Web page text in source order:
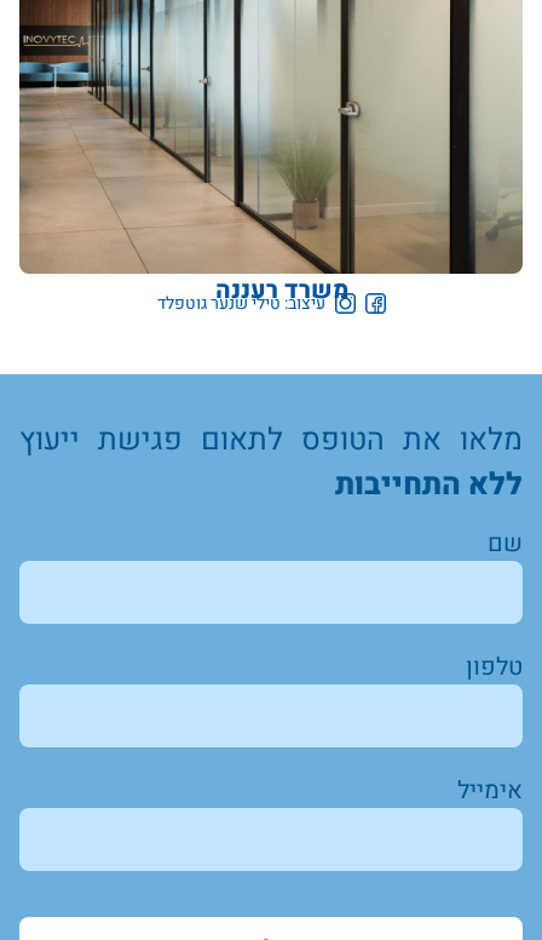
משרד רעננה
עיצוב: טילי שנער גוטפלד
מלאו את הטופס לתאום פגישת ייעוץ
ללא התחייבות
שם
טלפון
אימייל